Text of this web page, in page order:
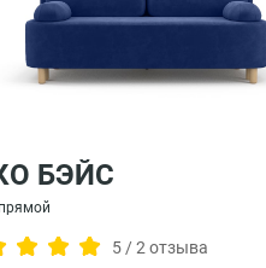
БЭЙС
5 / 2 отзыва